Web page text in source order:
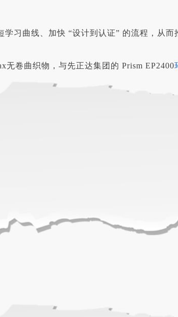
习曲线、加快 “设计到认证” 的流程，从而
卷曲织物，与先正达集团的 Prism EP2400